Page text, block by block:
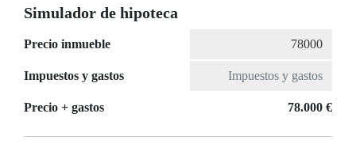
Simulador de hipoteca
Precio inmueble
Impuestos y gastos
Precio + gastos 78.000 €